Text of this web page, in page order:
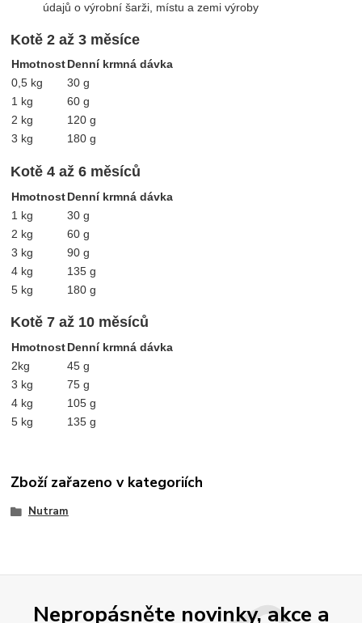
údajů o výrobní šarži, místu a zemi výroby
Kotě 2 až 3 měsíce
HmotnostDenní krmná dávka
0,5 kg
30 g
1 kg
60 g
2 kg
120 g
3 kg
180 g
Kotě 4 až 6 měsíců
HmotnostDenní krmná dávka
1 kg
30 g
2 kg
60 g
3 kg
90 g
4 kg
135 g
5 kg
180 g
Kotě 7 až 10 měsíců
HmotnostDenní krmná dávka
2kg
45 g
3 kg
75 g
4 kg
105 g
5 kg
135 g
Zboží zařazeno v kategoriích
Nutram
Nepropásněte novinky, akce a